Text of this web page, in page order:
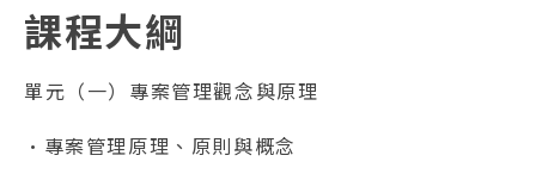
課程大綱
單元（一）專案管理觀念與原理
•專案管理原理、原則與概念